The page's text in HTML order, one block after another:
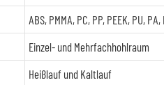
ABS, PMMA, PC, PP, PEEK, PU,
Einzel- und Mehrfachhohlraum
Heißlauf und Kaltlauf